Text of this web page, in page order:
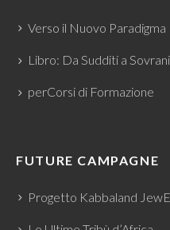
Verso il Nuovo Paradigma
Libro: Da Sudditi a Sovrani
perCorsi di Formazione
FUTURE CAMPAGNE
Progetto Kabbaland